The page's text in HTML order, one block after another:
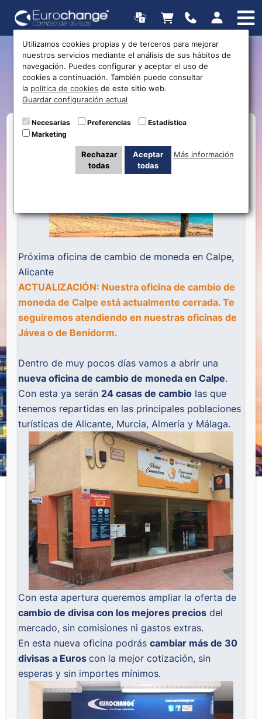
Próxima apertura:
Eurochange Calpe
Próxima oficina de cambio de moneda en Calpe,
Alicante
ACTUALIZACIÓN: Nuestra oficina de cambio de
moneda de Calpe está actualmente cerrada. Te
seguiremos atendiendo en nuestras oficinas de
Jáveao de Benidorm.
Dentro de muy pocos días vamos a abrir una
nueva oficina de cambio de moneda en Calpe.
Con esta ya serán 24 casas de cambio las que
tenemos repartidas en las principales poblaciones
turísticas de Alicante, Murcia, Almería y Málaga.
Con esta apertura queremos ampliar la oferta de
cambio de divisa con los mejores precios del
mercado, sin comisiones ni gastos extras.
En esta nueva oficina podráscambiar más de 30
divisas a Euroscon la mejor cotización, sin
esperas y sin importes mínimos.
Utilizamos cookies propias y de terceros para mejorar
nuestros servicios mediante el análisis de sus hábitos de
navegación. Puedes configurar y aceptar el uso de
cookies a continuación. También puede consultar
la política de cookies de este sitio web.
Guardar configuración actual
Necesarias Preferencias
Estadística
Marketing
Rechazar
todas
Aceptar
todas
Más información